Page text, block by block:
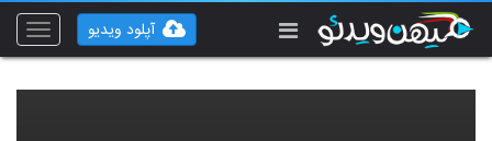
Toggle
آپلود ویدیو